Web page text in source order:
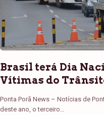
Brasil terá Dia
Vítimas do
Ponta Porã News – Notícias de
deste ano, o terceiro…